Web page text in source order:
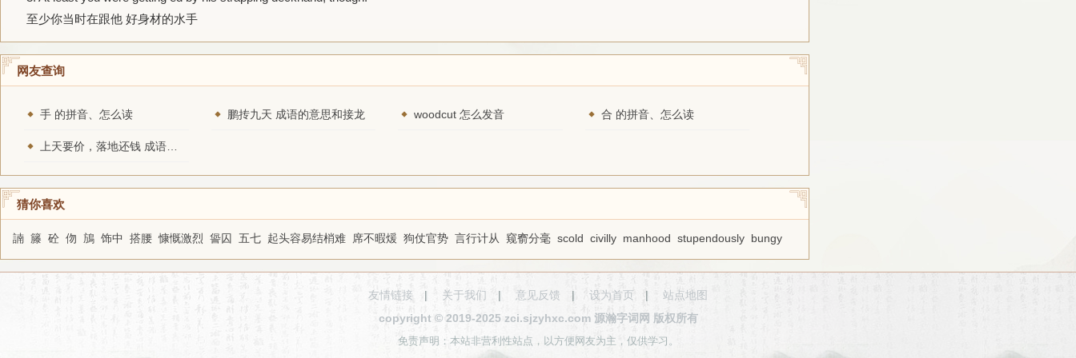
至少你当时在跟他 好身材的水手
网友查询
手 的拼音、怎么读 鹏抟九天 成语的意思和接龙 woodcut 怎么发音 合 的拼音、怎么读
猜你喜欢
諵 籐 砼 伆 鴋 饰中 搭腰 慷慨激烈 諐囚 五七 起头容易结梢难 席不暇煖 狗仗官势 言行计从 窥窬分毫 scold civilly manhood stupendously bungy
友情链接 | 关于我们 | 意见反馈 | 设为首页 |
站点地图
copyright © 2019-2025 zci.sjzyhxc.com 源瀚字词网 版权所有
免责声明：本站非营利性站点，以方便网友为主，仅供学习。